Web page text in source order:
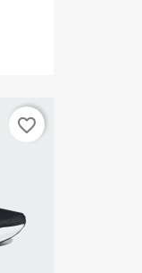
favorite_border